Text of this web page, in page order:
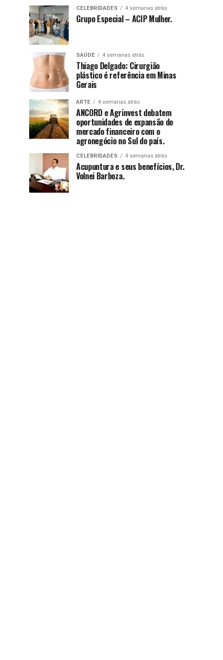
CELEBRIDADES 4 semanas atrás
Grupo Especial – ACIP Mulher.
SAÚDE 4 semanas atrás
Thiago Delgado: Cirurgião
plástico é referência em Minas
Gerais
ARTE 4 semanas atrás
ANCORD e Agrinvest debatem
oportunidades de expansão do
mercado financeiro com o
agronegócio no Sul do país.
CELEBRIDADES 4 semanas atrás
Acupuntura e seus benefícios, Dr.
Volnei Barboza.